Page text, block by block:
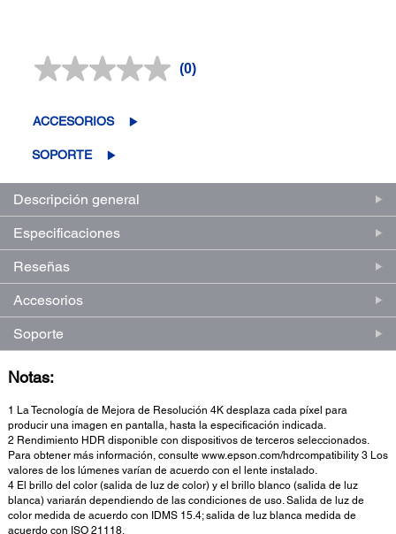
Sin
(0)
ACCESORIOS
SOPORTE
Descripción general
Especificaciones
Reseñas
Accesorios
Soporte
Notas:
1 La Tecnología de Mejora de Resolución 4K desplaza cada píxel para
producir una imagen en pantalla, hasta la especificación indicada.
2 Rendimiento HDR disponible con dispositivos de terceros seleccionados.
Para obtener más información, consulte www.epson.com/hdrcompatibility 3 Los
valores de los lúmenes varían de acuerdo con el lente instalado.
4 El brillo del color (salida de luz de color) y el brillo blanco (salida de luz
blanca) variarán dependiendo de las condiciones de uso. Salida de luz de
color medida de acuerdo con IDMS 15.4; salida de luz blanca medida de
acuerdo con ISO 21118.